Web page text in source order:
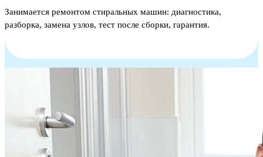
Занимается ремонтом стиральных машин: диагностика,
разборка, замена узлов, тест после сборки, гарантия.